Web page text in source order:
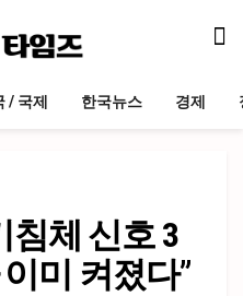
/ 국제 한국뉴스 경제
침체 신호 3
미 켜졌다”